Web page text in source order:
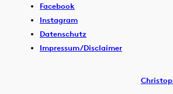
Facebook
Instagram
Datenschutz
Impressum/Disclaimer